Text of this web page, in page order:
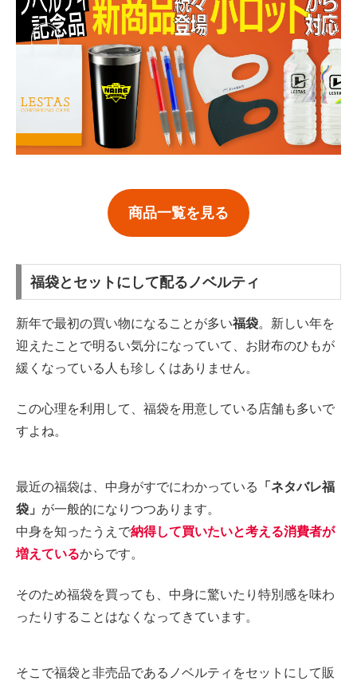
商品一覧を見る
福袋とセットにして配るノベルティ
新年で最初の買い物になることが多い福袋。新しい年を
迎えたことで明るい気分になっていて、お財布のひもが
緩くなっている人も珍しくはありません。
この心理を利用して、福袋を用意している店舗も多いで
すよね。
最近の福袋は、中身がすでにわかっている
「ネタバレ福
袋」 が一般的になりつつあります。
中身を知ったうえで納得して買いたいと考える消費者が
増えているからです。
そのため福袋を買っても、中身に驚いたり特別感を味わ
ったりすることはなくなってきています。
そこで福袋と非売品であるノベルティをセットにして販